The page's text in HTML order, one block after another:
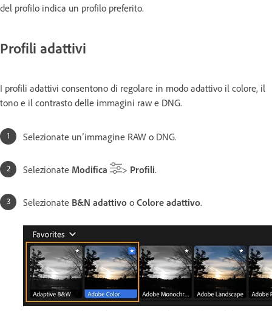
del profilo indica un profilo preferito.
Profili adattivi
I profili adattivi consentono di regolare in modo adattivo il colore, il
tono e il contrasto delle immagini raw e DNG.
Selezionate un’immagine RAW o DNG.
Selezionate Modifica > Profili.
Selezionate B&N adattivo o Colore adattivo.